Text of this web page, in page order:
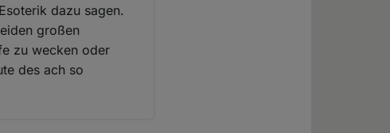
dazu sagen.
großen
zu wecken oder
des ach so